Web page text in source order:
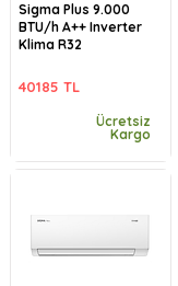
Sigma Plus 9.000
BTU/h A++ Inverter
Klima R32
40185 TL
Ücretsiz
Kargo